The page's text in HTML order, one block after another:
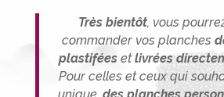
Très bientôt, vous
commander vos planches
plastiféesetlivrées
Pour celles et ceux qui